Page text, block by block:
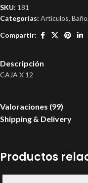
SKU: 181
Categorías: Articulos, Baño,
Compartir:
Descripción
CAJA X 12
Valoraciones (99)
Shipping & Delivery
Productos